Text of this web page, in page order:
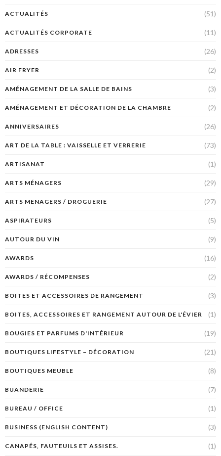
ACTUALITÉS (51)
ACTUALITÉS CORPORATE (11)
ADRESSES (26)
AIR FRYER (2)
AMÉNAGEMENT DE LA SALLE DE BAINS (3)
AMÉNAGEMENT ET DÉCORATION DE LA CHAMBRE (2)
ANNIVERSAIRES (26)
ART DE LA TABLE : VAISSELLE ET VERRERIE (73)
ARTISANAT (1)
ARTS MÉNAGERS (29)
ARTS MENAGERS / DROGUERIE (27)
ASPIRATEURS (5)
AUTOUR DU VIN (9)
AWARDS (16)
AWARDS / RÉCOMPENSES (2)
BOITES ET ACCESSOIRES DE RANGEMENT (3)
BOITES, ACCESSOIRES ET RANGEMENT AUTOUR DE L'ÉVIER (1)
BOUGIES ET PARFUMS D'INTÉRIEUR (19)
BOUTIQUES LIFESTYLE – DÉCORATION (21)
BOUTIQUES MEUBLE (8)
BUANDERIE (7)
BUREAU / OFFICE (1)
BUSINESS (ENGLISH CONTENT) (3)
CANAPÉS, FAUTEUILS ET ASSISES. (1)